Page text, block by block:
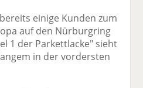
einige Kunden zum
auf den Nürburgring
1 der Parkettlacke" sieht
in der vordersten